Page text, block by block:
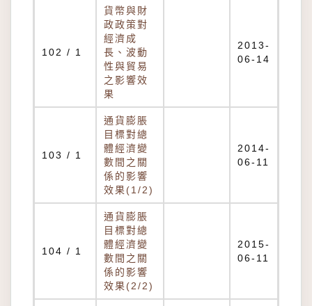
102 / 1
貨幣與財
政政策對
經濟成
長、波動
性與貿易
之影響效
果
2013-
06-14
103 / 1
通貨膨脹
目標對總
體經濟變
數間之關
係的影響
效果(1/2)
2014-
06-11
104 / 1
通貨膨脹
目標對總
體經濟變
數間之關
係的影響
效果(2/2)
2015-
06-11